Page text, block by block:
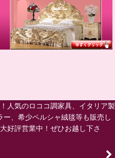
人気のロココ調家具、イタリア製
、希少ペルシャ絨毯等も販売し
好評営業中！ぜひお越し下さ